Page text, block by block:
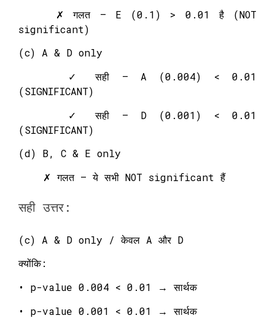
✗ गलत – E (0.1) > 0.01 है (NOT
significant)
(c) A & D only
✓ सही – A (0.004) < 0.01
(SIGNIFICANT)
✓ सही – D (0.001) < 0.01
(SIGNIFICANT)
(d) B, C & E only
✗ गलत – ये सभी NOT significant हैं
सही उत्तर:
(c) A & D only / केवल A और D
क्योंकि:
• p-value 0.004 < 0.01 → सार्थक
• p-value 0.001 < 0.01 → सार्थक